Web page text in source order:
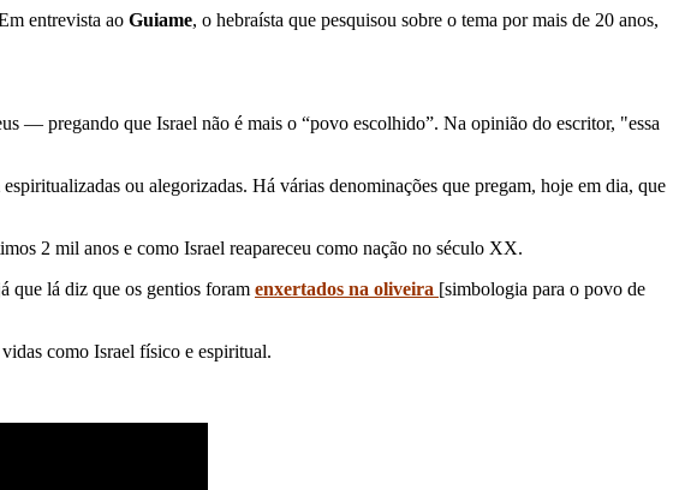
entrevista ao Guiame, o hebraísta que pesquisou sobre o tema por mais de 20 anos,
— pregando que Israel não é mais o “povo escolhido”. Na opinião do escritor, "essa
ou alegorizadas. Há várias denominações que pregam, hoje em dia, que
2 mil anos e como Israel reapareceu como nação no século XX.
que lá diz que os gentios foram enxertados na oliveira [simbologia para o povo de
como Israel físico e espiritual.